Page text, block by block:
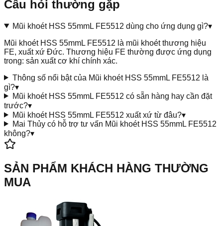
Câu hỏi thường gặp
Mũi khoét HSS 55mmL FE5512 dùng cho ứng dụng gì?▾
Mũi khoét HSS 55mmL FE5512 là mũi khoét thương hiệu
FE, xuất xứ Đức. Thương hiệu FE thường được ứng dụng
trong: sản xuất cơ khí chính xác.
Thông số nổi bật của Mũi khoét HSS 55mmL FE5512 là
gì?▾
Mũi khoét HSS 55mmL FE5512 có sẵn hàng hay cần đặt
trước?▾
Mũi khoét HSS 55mmL FE5512 xuất xứ từ đâu?▾
Mai Thủy có hỗ trợ tư vấn Mũi khoét HSS 55mmL FE5512
không?▾
SẢN PHẨM KHÁCH HÀNG THƯỜNG
MUA